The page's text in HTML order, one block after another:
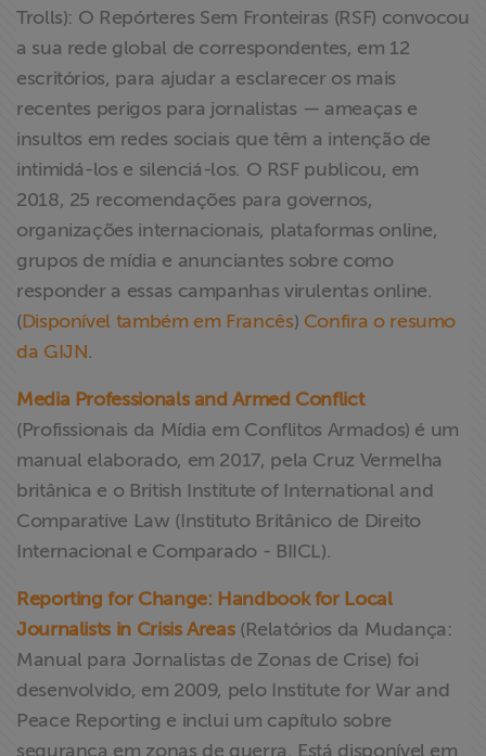
Trolls): O Repórteres Sem Fronteiras (RSF) convocou
a sua rede global de correspondentes, em 12
escritórios, para ajudar a esclarecer os mais
recentes perigos para jornalistas — ameaças e
insultos em redes sociais que têm a intenção de
intimidá-los e silenciá-los. O RSF publicou, em
2018, 25 recomendações para governos,
organizações internacionais, plataformas online,
grupos de mídia e anunciantes sobre como
responder a essas campanhas virulentas online.
(Disponível também em Francês) Confira o resumo
da GIJN.
Media Professionals and Armed Conflict
(Profissionais da Mídia em Conflitos Armados) é um
manual elaborado, em 2017, pela Cruz Vermelha
britânica e o British Institute of International and
Comparative Law (Instituto Britânico de Direito
Internacional e Comparado - BIICL).
Reporting for Change: Handbook for Local
Journalists in Crisis Areas(Relatórios da Mudança:
Manual para Jornalistas de Zonas de Crise) foi
desenvolvido, em 2009, pelo Institute for War and
Peace Reporting e inclui um capítulo sobre
segurança em zonas de guerra. Está disponível em